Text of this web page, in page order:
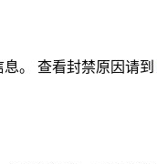
。 查看封禁原因请到